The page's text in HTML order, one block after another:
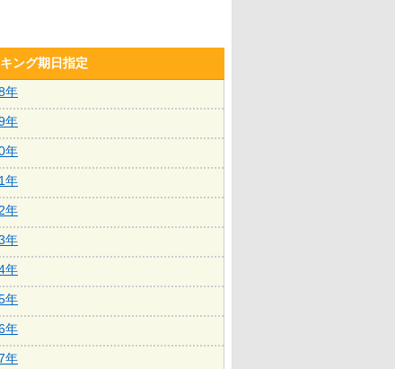
ング期日指定
年
年
年
年
年
年
年
年
年
年